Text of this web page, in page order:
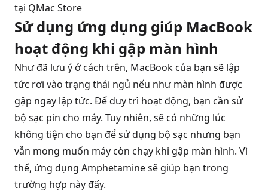
tại QMac Store
Sử dụng ứng dụng giúp MacBook
hoạt động khi gập màn hình
Như đã lưu ý ở cách trên, MacBook của bạn sẽ lập
tức rơi vào trạng thái ngủ nếu như màn hình được
gập ngay lập tức. Để duy trì hoạt động, bạn cần sử
bộ sạc pin cho máy. Tuy nhiên, sẽ có những lúc
không tiện cho bạn để sử dụng bộ sạc nhưng bạn
vẫn mong muốn máy còn chạy khi gập màn hình. Vì
thế, ứng dụng Amphetamine sẽ giúp bạn trong
trường hợp này đấy.